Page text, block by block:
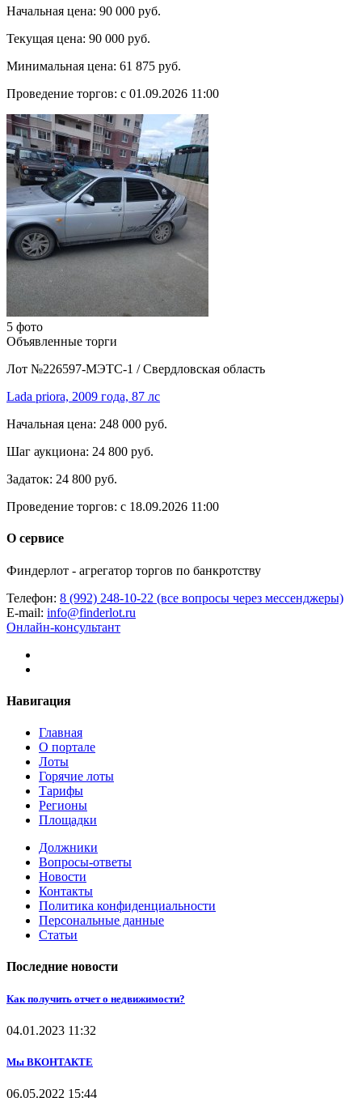
Начальная цена: 90 000 руб.
Текущая цена: 90 000 руб.
Минимальная цена: 61 875 руб.
Проведение торгов: с 01.09.2026 11:00
5 фото
Объявленные торги
Лот №226597-МЭТС-1 / Свердловская область
Lada priora, 2009 года, 87 лс
Начальная цена: 248 000 руб.
Шаг аукциона: 24 800 руб.
Задаток: 24 800 руб.
Проведение торгов: с 18.09.2026 11:00
О сервисе
Финдерлот - агрегатор торгов по банкротству
Телефон: 8 (992) 248-10-22 (все вопросы через мессенджеры)
E-mail: info@finderlot.ru
Онлайн-консультант
Навигация
Главная
О портале
Лоты
Горячие лоты
Тарифы
Регионы
Площадки
Должники
Вопросы-ответы
Новости
Контакты
Политика конфиденциальности
Персональные данные
Статьи
Последние новости
Как получить отчет о недвижимости?
04.01.2023 11:32
Мы ВКОНТАКТЕ
06.05.2022 15:44